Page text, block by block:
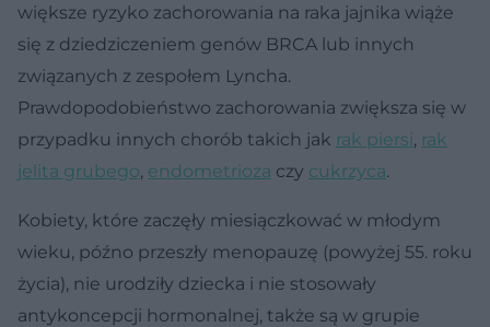
większe ryzyko zachorowania na raka jajnika wiąże
się z dziedziczeniem genów BRCA lub innych
związanych z zespołem Lyncha.
Prawdopodobieństwo zachorowania zwiększa się w
przypadku innych chorób takich jak rak piersi, rak
jelita grubego, endometrioza czy cukrzyca.
Kobiety, które zaczęły miesiączkować w młodym
wieku, późno przeszły menopauzę (powyżej 55. roku
życia), nie urodziły dziecka i nie stosowały
antykoncepcji hormonalnej, także są w grupie